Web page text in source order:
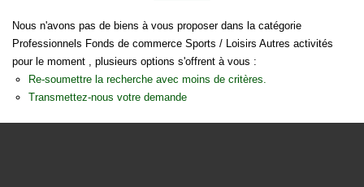
CONTACT
EN
Nous n'avons pas de biens à vous proposer dans la catégorie
Professionnels Fonds de commerce Sports / Loisirs Autres activités
pour le moment , plusieurs options s'offrent à vous :
Re-soumettre la recherche avec moins de critères.
Transmettez-nous votre demande